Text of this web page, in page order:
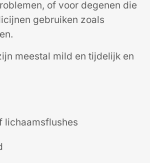
of voor degenen die
gebruiken zoals
meestal mild en tijdelijk en
lichaamsflushes